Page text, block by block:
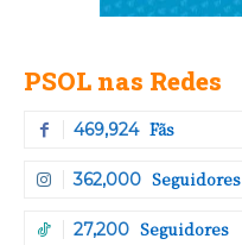
PSOL nas Redes
469,924 Fãs
362,000 Seguidores
27,200 Seguidores